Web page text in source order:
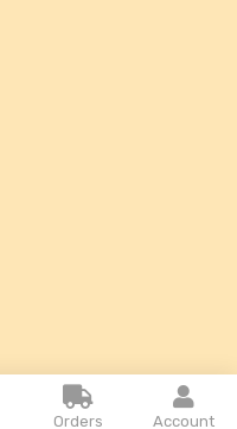
Orders Account